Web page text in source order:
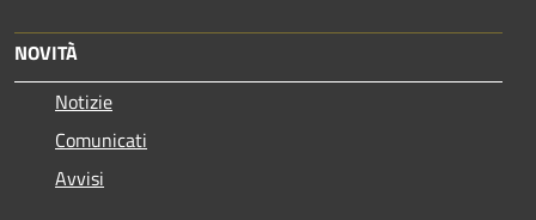
NOVITÀ
Notizie
Comunicati
Avvisi